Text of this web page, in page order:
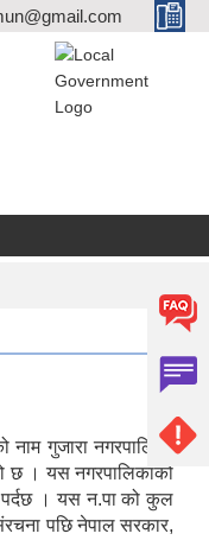
गुजारा नगरपालिका
पर्दछ । यस न.पा को कुल
पछि नेपाल सरकार,